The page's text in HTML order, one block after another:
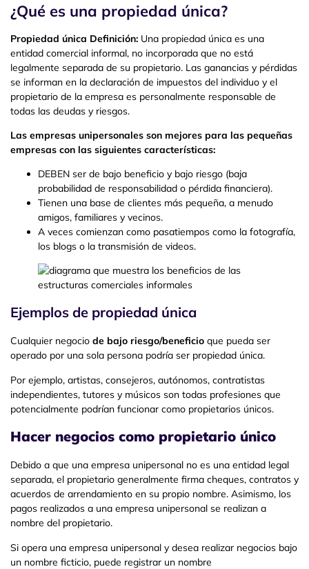
¿Qué es una propiedad única?
Propiedad única Definición: Una propiedad única es una
entidad comercial informal, no incorporada que no está
legalmente separada de su propietario. Las ganancias y pérdidas
se informan en la declaración de impuestos del individuo y el
propietario de la empresa es personalmente responsable de
todas las deudas y riesgos.
Las empresas unipersonales son mejores para las pequeñas
empresas con las siguientes características:
DEBEN ser de bajo beneficio y bajo riesgo (baja
probabilidad de responsabilidad o pérdida financiera).
Tienen una base de clientes más pequeña, a menudo
amigos, familiares y vecinos.
A veces comienzan como pasatiempos como la fotografía,
los blogs o la transmisión de videos.
Ejemplos de propiedad única
Cualquier negocio de bajo riesgo/beneficio que pueda ser
operado por una sola persona podría ser propiedad única.
Por ejemplo, artistas, consejeros, autónomos, contratistas
independientes, tutores y músicos son todas profesiones que
potencialmente podrían funcionar como propietarios únicos.
Hacer negocios como propietario único
Debido a que una empresa unipersonal no es una entidad legal
separada, el propietario generalmente firma cheques, contratos y
acuerdos de arrendamiento en su propio nombre. Asimismo, los
pagos realizados a una empresa unipersonal se realizan a
nombre del propietario.
Si opera una empresa unipersonal y desea realizar negocios bajo
un nombre ficticio, puede registrar un nombre